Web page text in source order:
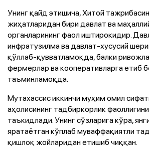
Унинг қайд этишича, Хитой
жиҳатларидан бири давлат ва
органларининг фаол иштирокидир.
инфратузилма ва давлат-хусусий
қўллаб-қувватламоқда, балки
фермерлар ва кооперативларга етиб
таъминламоқда.
Мутахассис иккинчи муҳим омил
аҳолисининг тадбиркорлик
таъкидлади. Унинг сўзларига кўра,
яратаётган кўплаб муваффақиятли
қишлоқ жойларидан етишиб чиққан.